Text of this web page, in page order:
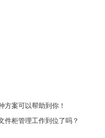
方案可以帮助到你！
件柜管理工作到位了吗？